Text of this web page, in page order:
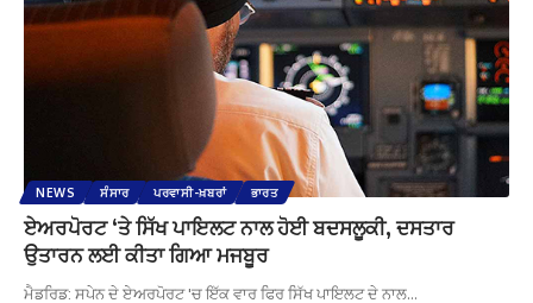
NEWS ਸੰਸਾਰ ਪਰਵਾਸੀ-ਖ਼ਬਰਾਂ ਭਾਰਤ
ਏਅਰਪੋਰਟ ‘ਤੇ ਸਿੱਖ ਪਾਇਲਟ ਨਾਲ ਹੋਈ ਬਦਸਲੂਕੀ, ਦਸਤਾਰ
ਉਤਾਰਨ ਲਈ ਕੀਤਾ ਗਿਆ ਮਜਬੂਰ
ਮੈਡਰਿਡ: ਸਪੇਨ ਦੇ ਏਅਰਪੋਰਟ 'ਚ ਇੱਕ ਵਾਰ ਫਿਰ ਸਿੱਖ ਪਾਇਲਟ ਦੇ ਨਾਲ…